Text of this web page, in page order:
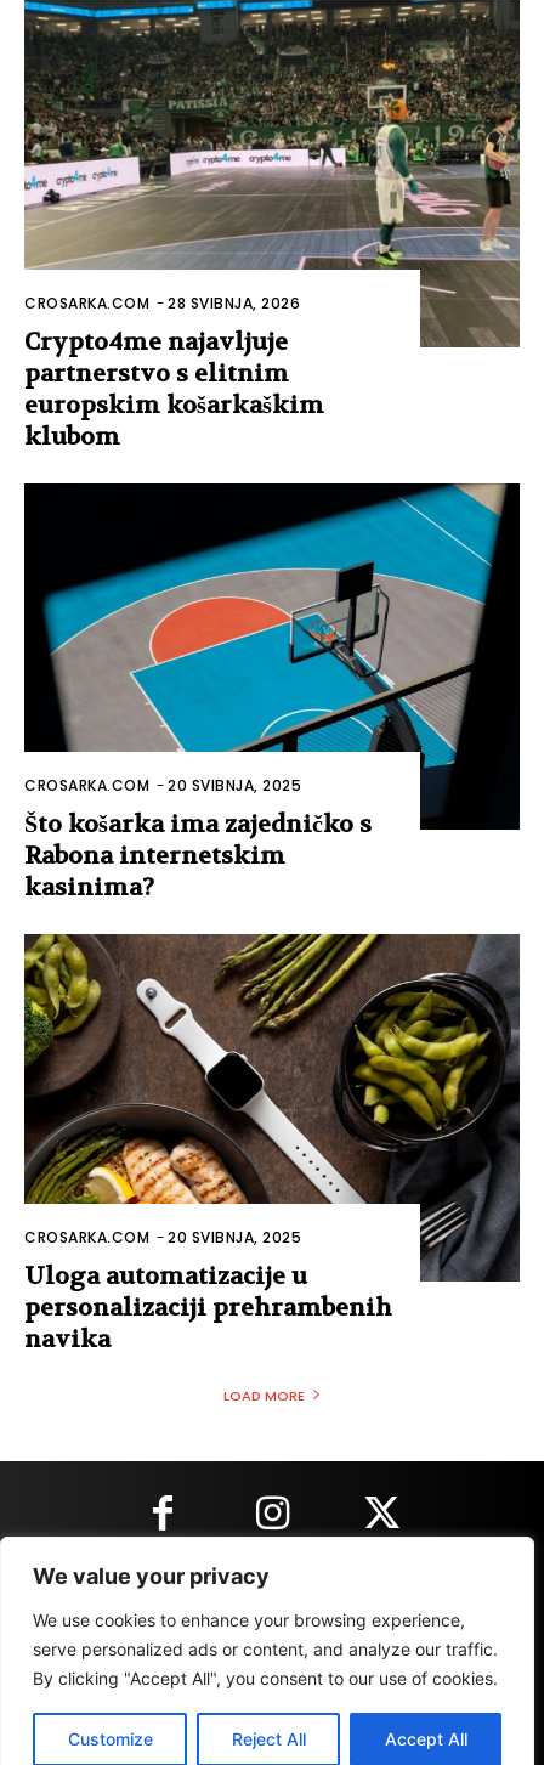
We value your privacy
We use cookies to enhance your browsing experience,
serve personalized ads or content, and analyze our traffic.
By clicking "Accept All", you consent to our use of cookies.
Customize Reject All Accept All
CROSARKA.COM -28 SVIBNJA, 2026
Crypto4me najavljuje
partnerstvo s elitnim
europskim košarkaškim
klubom
CROSARKA.COM -20 SVIBNJA, 2025
Što košarka ima zajedničko s
Rabona internetskim
kasinima?
CROSARKA.COM -20 SVIBNJA, 2025
Uloga automatizacije u
personalizaciji prehrambenih
navika
LOAD MORE
KONTAKT INFORMACIJE
IMPRESSUM MARKETING REZULTATI